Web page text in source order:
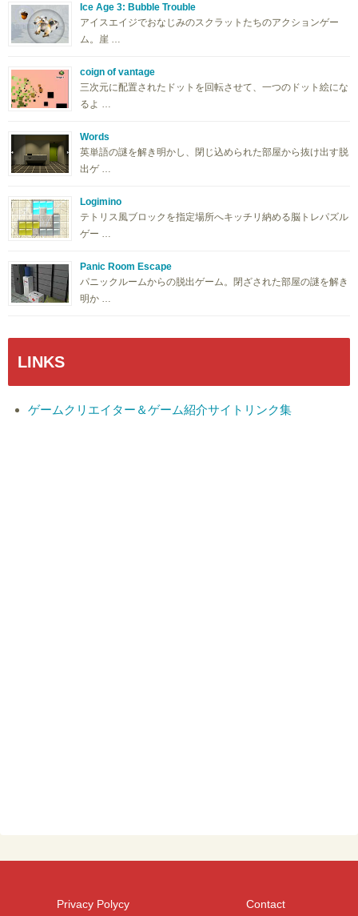
Ice Age 3: Bubble Trouble
アイスエイジでおなじみのスクラットたちのアクションゲー
ム。崖 …
coign of vantage
三次元に配置されたドットを回転させて、一つのドット絵にな
るよ …
Words
英単語の謎を解き明かし、閉じ込められた部屋から抜け出す脱
出ゲ …
Logimino
テトリス風ブロックを指定場所へキッチリ納める脳トレパズル
ゲー …
Panic Room Escape
パニックルームからの脱出ゲーム。閉ざされた部屋の謎を解き
明か …
LINKS
ゲームクリエイター＆ゲーム紹介サイトリンク集
Privacy Polycy Contact